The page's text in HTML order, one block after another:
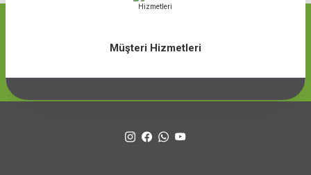
Müşteri Hizmetleri